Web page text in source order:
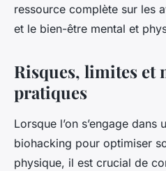
ressource complète sur les
et le bien-être mental et
Risques, limites et
pratiques
Lorsque l’on s’engage dans
biohacking pour optimiser
physique, il est crucial de